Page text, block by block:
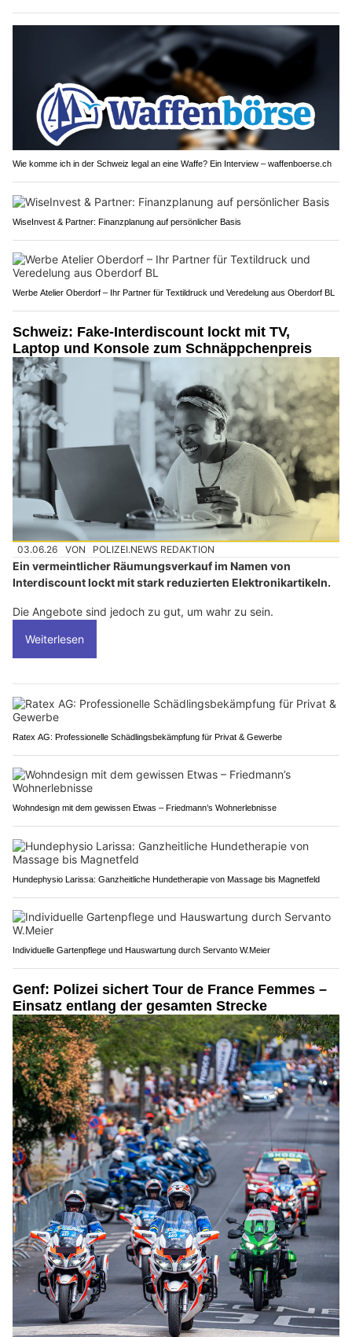
Wie komme ich in der Schweiz legal an eine Waffe? Ein Interview – waffenboerse.ch
WiseInvest & Partner: Finanzplanung auf persönlicher Basis
Werbe Atelier Oberdorf – Ihr Partner für Textildruck und Veredelung aus Oberdorf BL
Schweiz: Fake-Interdiscount lockt mit TV,
Laptop und Konsole zum Schnäppchenpreis
03.06.26 VON POLIZEI.NEWS REDAKTION
Ein vermeintlicher Räumungsverkauf im Namen von
Interdiscount lockt mit stark reduzierten Elektronikartikeln.
Die Angebote sind jedoch zu gut, um wahr zu sein.
Weiterlesen
Ratex AG: Professionelle Schädlingsbekämpfung für Privat & Gewerbe
Wohndesign mit dem gewissen Etwas – Friedmann’s Wohnerlebnisse
Hundephysio Larissa: Ganzheitliche Hundetherapie von Massage bis Magnetfeld
Individuelle Gartenpflege und Hauswartung durch Servanto W.Meier
Genf: Polizei sichert Tour de France Femmes –
Einsatz entlang der gesamten Strecke